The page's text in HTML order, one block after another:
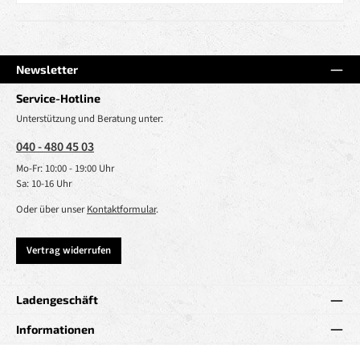
Newsletter
Service-Hotline
Unterstützung und Beratung unter:
040 - 480 45 03
Mo-Fr: 10:00 - 19:00 Uhr
Sa: 10-16 Uhr
Oder über unserKontaktformular.
Vertrag widerrufen
Ladengeschäft
Informationen